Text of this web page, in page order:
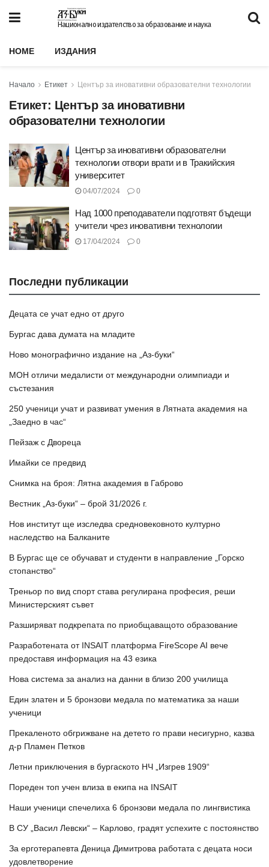
Национално издателство за образование и наука
HOME ИЗДАНИЯ
Начало Етикет Център за иновативни образователни технологии
Етикет: Център за иновативни
образователни технологии
Център за иновативни образователни
технологии отвори врати и в Тракийския
университет
04/07/2024 0
Над 1000 преподаватели подготвят бъдещи
учители чрез иновативни технологии
17/04/2024 0
Последни публикации
Децата се учат едно от друго
Бургас дава думата на младите
Ново монографично издание на „Аз-буки“
МОН отличи медалисти от международни олимпиади и
състезания
250 ученици учат и развиват умения в Лятната академия на
„Заедно в час“
Пейзаж с Двореца
Имайки се предвид
Снимка на броя: Лятна академия в Габрово
Вестник „Аз-буки“ – брой 31/2026 г.
Нов институт ще изследва средновековното културно
наследство на Балканите
В Бургас ще се обучават и студенти в направление „Горско
стопанство“
Треньор по вид спорт става регулирана професия, реши
Министерският съвет
Разширяват подкрепата по приобщаващото образование
Разработената от INSAIT платформа FireScope AI вече
предоставя информация на 43 езика
Нова система за анализ на данни в близо 200 училища
Един златен и 5 бронзови медала по математика за наши
ученици
Прекаленото обгрижване на детето го прави несигурно, казва
д-р Пламен Петков
Летни приключения в бургаското НЧ „Изгрев 1909“
Пореден топ учен влиза в екипа на INSAIT
Наши ученици спечелиха 6 бронзови медала по лингвистика
В СУ „Васил Левски“ – Карлово, градят успехите с постоянство
За ерготерапевта Деница Димитрова работата с децата носи
удовлетворение